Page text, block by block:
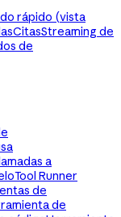
rápido (vista
CitasStreaming de
de
a
Tool Runner
de
de